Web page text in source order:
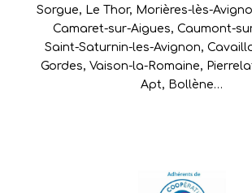
Sorgue, Le Thor, Morières-lès-
Camaret-sur-Aigues, Caumont-
Saint-Saturnin-les-Avignon,
Gordes, Vaison-la-Romaine,
Apt, Bollène…